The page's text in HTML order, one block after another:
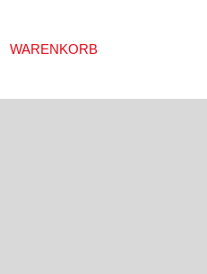
WARENKORB